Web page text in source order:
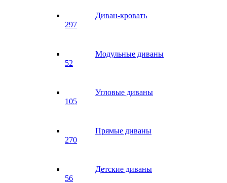
Диван-кровать
297
Модульные диваны
52
Угловые диваны
105
Прямые диваны
270
Детские диваны
56